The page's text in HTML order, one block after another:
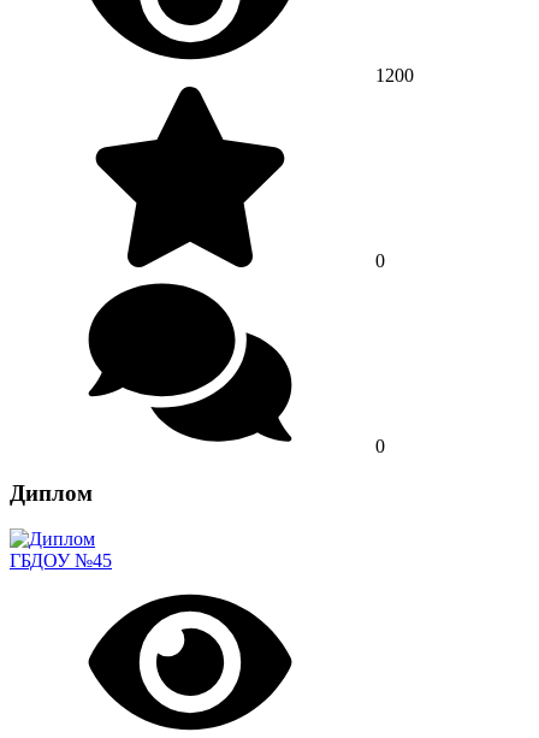
1200
0
0
Диплом
ГБДОУ №45